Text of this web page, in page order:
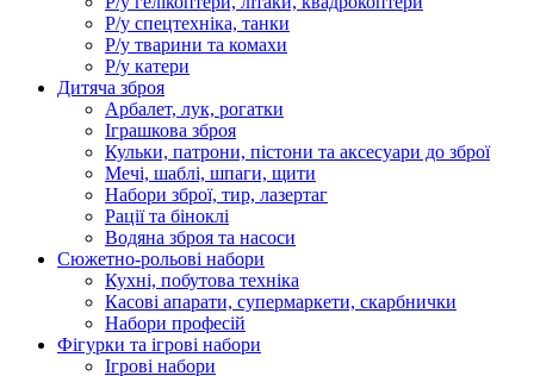
Р/у спецтехніка, танки
Р/у тварини та комахи
Р/у катери
Дитяча зброя
Арбалет, лук, рогатки
Іграшкова зброя
Кульки, патрони, пістони та аксесуари до зброї
Мечі, шаблі, шпаги, щити
Набори зброї, тир, лазертаг
Рації та біноклі
Водяна зброя та насоси
Сюжетно-рольові набори
Кухні, побутова техніка
Касові апарати, супермаркети, скарбнички
Набори професій
Фігурки та ігрові набори
Ігрові набори